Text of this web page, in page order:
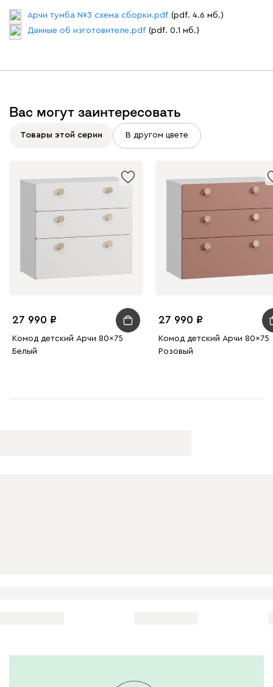
Арчи тумба №3 схема сборки.pdf (pdf. 4.6 мб.)
Данные об изготовителе.pdf (pdf. 0.1 мб.)
Вас могут заинтересовать
Товары этой серии В другом цвете
27 990
Комод детский Арчи 80x75
Белый
27 990
Комод детский Арчи 80x75
Розовый